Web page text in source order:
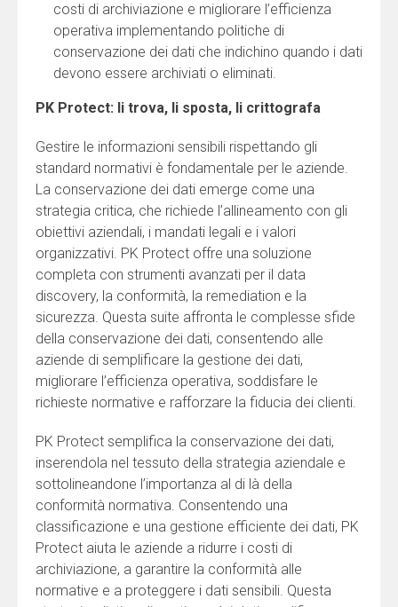
costi di archiviazione e migliorare l’efficienza
operativa implementando politiche di
conservazione dei dati che indichino quando i dati
devono essere archiviati o eliminati.
PK Protect: li trova, li sposta, li crittografa
Gestire le informazioni sensibili rispettando gli
standard normativi è fondamentale per le aziende.
La conservazione dei dati emerge come una
strategia critica, che richiede l’allineamento con gli
obiettivi aziendali, i mandati legali e i valori
organizzativi. PK Protect offre una soluzione
completa con strumenti avanzati per il data
discovery, la conformità, la remediation e la
sicurezza. Questa suite affronta le complesse sfide
della conservazione dei dati, consentendo alle
aziende di semplificare la gestione dei dati,
migliorare l’efficienza operativa, soddisfare le
richieste normative e rafforzare la fiducia dei clienti.
PK Protect semplifica la conservazione dei dati,
inserendola nel tessuto della strategia aziendale e
sottolineandone l’importanza al di là della
conformità normativa. Consentendo una
classificazione e una gestione efficiente dei dati, PK
Protect aiuta le aziende a ridurre i costi di
archiviazione, a garantire la conformità alle
normative e a proteggere i dati sensibili. Questa